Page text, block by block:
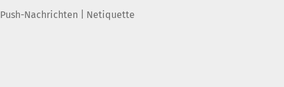
Push-Nachrichten Netiquette